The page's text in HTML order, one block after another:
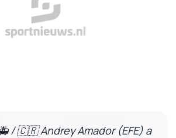
/ 🇨🇷 Andrey Amador (EFE) a